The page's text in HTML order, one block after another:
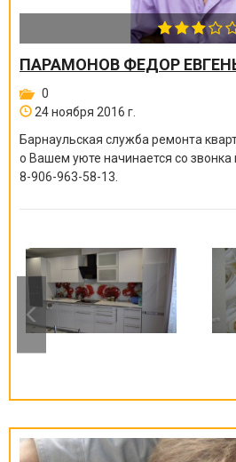
ПАРАМОНОВ ФЕДОР
0
24 ноября 2016 г.
Барнаульская служба ремонта
о Вашем уюте начинается со звонка
8-906-963-58-13